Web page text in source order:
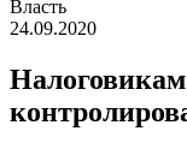
Власть
24.09.2020